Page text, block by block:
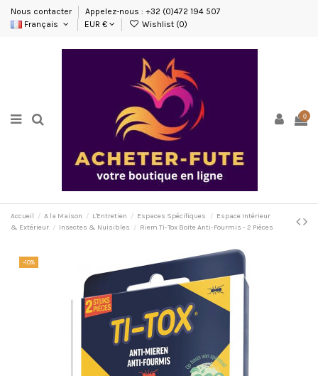
Nous contacter
Appelez-nous : +32 (0)472 194 507
Français
EUR € Wishlist (0)
0
Accueil A la Maison L'Entretien Espaces Spécifiques
Espace Intérieur
& Extérieur
Insectes & Nuisibles Riem Ti-Tox Boite Anti-Fourmis - 2 Pièces
-10%